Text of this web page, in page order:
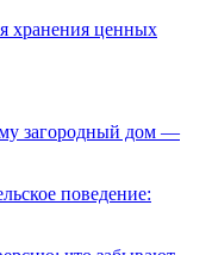
хранения ценных
загородный дом —
поведение: